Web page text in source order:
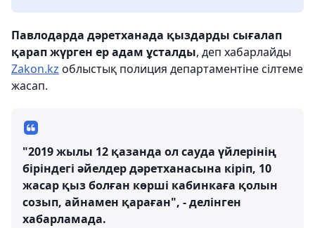
Павлодарда дәретханада қыздарды сығалап
қарап жүрген ер адам ұсталды, деп хабарлайды
Zakon.kz облыстық полиция департаментіне сілтеме
жасап.
"2019 жылы 12 қазанда ол сауда үйлерінің
біріндегі әйелдер дәретханасына кіріп, 10
жасар қыз болған көрші кабинкаға қолын
созып, айнамен қараған", - делінген
хабарламада.